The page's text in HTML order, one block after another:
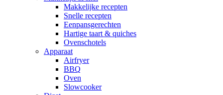
Makkelijke recepten
Snelle recepten
Eenpansgerechten
Hartige taart & quiches
Ovenschotels
Apparaat
Airfryer
BBQ
Oven
Slowcooker